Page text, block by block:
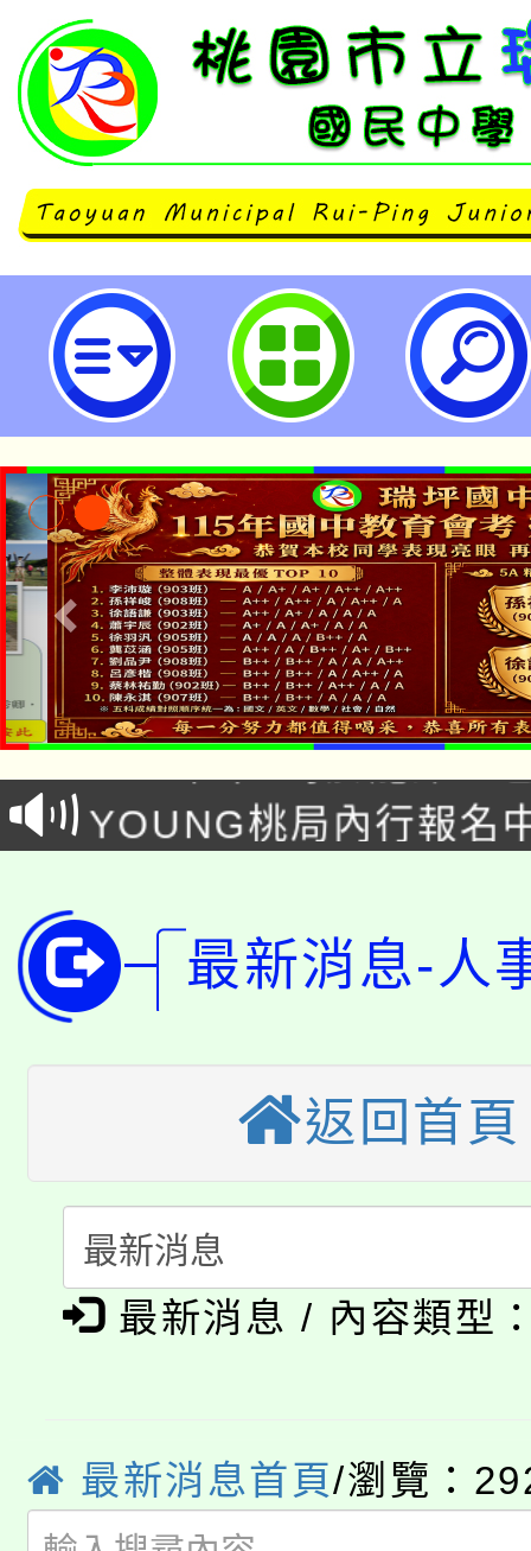
銓敘部書函以，各級公立學校編制
士）2人，現職人員僅1人請假未達
務出缺情形，得否依各機關職務代
第5點規定約聘或約僱人員辦理其
案-桃園市立瑞坪國民中學
「本色祭」8/29、30在
場熱烈登場!
8/21下午1時於龍潭區
徵才活動。
YOUNG桃局內行報名
開!
115年桃園市運動會8/
田徑場及游泳池舉行。
桃園市低收入戶享有免
半價優惠，詳情可洽有
者。
份教師增能研習
大溪自造教育及科技
份教師研習
會
115年食農教育專業人
程
「本色祭」8/29、30在
場熱烈登場!
8/21下午1時於龍潭區
局官網。
8月14至27日，桃園電
開!
115年桃園市運動會8/
最新消息-人
返回首頁
最新消息 / 內容類型
最新消息首頁/瀏覽：